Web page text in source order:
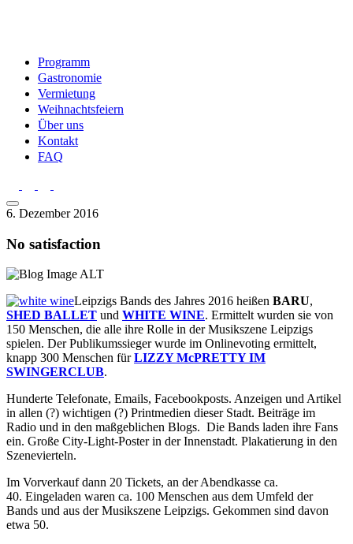
Programm
Gastronomie
Vermietung
Weihnachtsfeiern
Über uns
Kontakt
FAQ
6. Dezember 2016
No satisfaction
Leipzigs Bands des Jahres 2016 heißen BARU,
SHED BALLET und WHITE WINE. Ermittelt wurden sie von
150 Menschen, die alle ihre Rolle in der Musikszene Leipzigs
spielen. Der Publikumssieger wurde im Onlinevoting ermittelt,
knapp 300 Menschen fürLIZZY McPRETTY IM
SWINGERCLUB.
Hunderte Telefonate, Emails, Facebookposts. Anzeigen und Artikel
in allen (?) wichtigen (?) Printmedien dieser Stadt. Beiträge im
Radio und in den maßgeblichen Blogs. Die Bands laden ihre Fans
ein. Große City-Light-Poster in der Innenstadt. Plakatierung in den
Szenevierteln.
Im Vorverkauf dann 20 Tickets, an der Abendkasse ca.
40. Eingeladen waren ca. 100 Menschen aus dem Umfeld der
Bands und aus der Musikszene Leipzigs. Gekommen sind davon
etwa 50.